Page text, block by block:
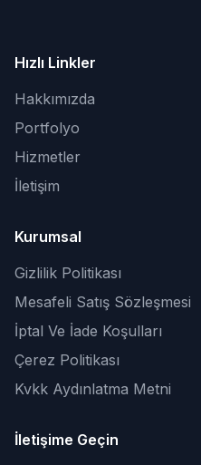
Hızlı Linkler
Hakkımızda
Portfolyo
Hizmetler
İletişim
Kurumsal
Gizlilik Politikası
Mesafeli Satış Sözleşmesi
İptal Ve İade Koşulları
Çerez Politikası
Kvkk Aydınlatma Metni
İletişime Geçin